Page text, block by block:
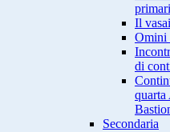
Il
Omini
di
quarta
Secondaria